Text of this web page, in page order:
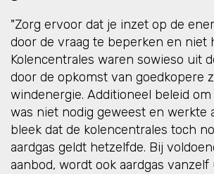
"Zorg ervoor dat je inzet op de
door de vraag te beperken en niet
Kolencentrales waren sowieso uit
door de opkomst van goedkopere
windenergie. Additioneel beleid
was niet nodig geweest en werkte
bleek dat de kolencentrales toch
aardgas geldt hetzelfde. Bij
aanbod, wordt ook aardgas vanzelf